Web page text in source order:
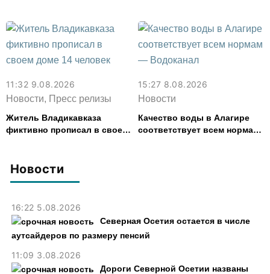
Новости
16:22 5.08.2026
Северная Осетия остается в числе
аутсайдеров по размеру пенсий
11:09 3.08.2026
Дороги Северной Осетии названы
11:32 9.08.2026
Новости, Пресс релизы
Житель Владикавказа
фиктивно прописал в своем
15:27 8.08.2026
Новости
Качество воды в Алагире
соответствует всем нормам